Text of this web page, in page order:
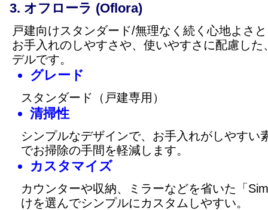
オフローラ (Oflora)
戸建向けスタンダード/無理なく続く心地よさ
お手入れのしやすさや、使いやすさに配慮し
デルです。
グレード
スタンダード（戸建専用）
清掃性
シンプルなデザインで、お手入れがしやすい
でお掃除の手間を軽減します。
カスタマイズ
カウンターや収納、ミラーなどを省いた「
けを選んでシンプルにカスタムしやすい。